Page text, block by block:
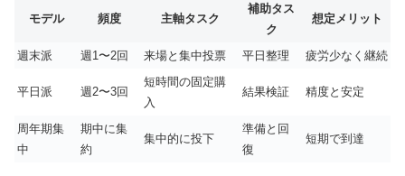
モデル 頻度 主軸タスク
補助タス
ク
想定メリット
週末派 週1〜2回 来場と集中投票 平日整理 疲労少なく継続
平日派 週2〜3回
短時間の固定購
入
結果検証 精度と安定
周年期集
中
期中に集
約
集中的に投下
準備と回
復
短期で到達